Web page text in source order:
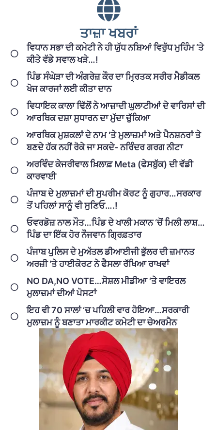
ਤਾਜ਼ਾ ਖਬਰਾਂ
ਵਿਧਾਨ ਸਭਾ ਦੀ ਕਮੇਟੀ ਨੇ ਹੀ ਯੁੱਧ ਨਸ਼ਿਆਂ ਵਿਰੁੱਧ ਮੁਹਿੰਮ ‘ਤੇ
ਕੀਤੇ ਵੱਡੇ ਸਵਾਲ ਖੜੇ…!
ਪਿੰਡ ਸੰਘੇੜਾ ਦੀ ਅੰਗਰੇਜ਼ ਕੌਰ ਦਾ ਮ੍ਰਿਤਕ ਸਰੀਰ ਮੈਡੀਕਲ
ਖੋਜ ਕਾਰਜਾਂ ਲਈ ਕੀਤਾ ਦਾਨ
ਵਿਧਾਇਕ ਕਾਲਾ ਢਿੱਲੋਂ ਨੇ ਆਜ਼ਾਦੀ ਘੁਲਾਟੀਆਂ ਦੇ ਵਾਰਿਸਾਂ ਦੀ
ਆਰਥਿਕ ਦਸ਼ਾ ਸੁਧਾਰਨ ਦਾ ਮੁੱਦਾ ਚੁੱਕਿਆ
ਆਰਥਿਕ ਮੁਸ਼ਕਲਾਂ ਦੇ ਨਾਮ ‘ਤੇ ਮੁਲਾਜ਼ਮਾਂ ਅਤੇ ਪੈਨਸ਼ਨਰਾਂ ਤੇ
ਬਣਦੇ ਹੱਕ ਨਹੀਂ ਰੋਕੇ ਜਾ ਸਕਦੇ- ਨਰਿੰਦਰ ਗਰਗ ਨੀਟਾ
ਅਰਵਿੰਦ ਕੇਜਰੀਵਾਲ ਖ਼ਿਲਾਫ਼ Meta (ਫੇਸਬੁੱਕ) ਦੀ ਵੱਡੀ
ਕਾਰਵਾਈ
ਪੰਜਾਬ ਦੇ ਮੁਲਾਜ਼ਮਾਂ ਦੀ ਸੁਪਰੀਮ ਕੋਰਟ ਨੂੰ ਗੁਹਾਰ…ਸਰਕਾਰ
ਤੋਂ ਪਹਿਲਾਂ ਸਾਨੂੰ ਵੀ ਸੁਣਿਓ….!
ਓਵਰਡੋਜ਼ ਨਾਲ ਮੌਤ…ਪਿੰਡ ਦੇ ਖਾਲੀ ਮਕਾਨ ‘ਚੋਂ ਮਿਲੀ ਲਾਸ਼…
ਪਿੰਡ ਦਾ ਇੱਕ ਹੋਰ ਨੌਜਵਾਨ ਗ੍ਰਿਫ਼ਤਾਰ
ਪੰਜਾਬ ਪੁਲਿਸ ਦੇ ਮੁਅੱਤਲ ਡੀਆਈਜੀ ਭੁੱਲਰ ਦੀ ਜ਼ਮਾਨਤ
ਅਰਜ਼ੀ ‘ਤੇ ਹਾਈਕੋਰਟ ਨੇ ਫੈਸਲਾ ਰੱਖਿਆ ਰਾਖਵਾਂ
NO DA,NO VOTE…ਸੋਸ਼ਲ ਮੀਡੀਆ ‘ਤੇ ਵਾਇਰਲ
ਮੁਲਾਜ਼ਮਾਂ ਦੀਆਂ ਪੋਸਟਾਂ
ਇਹ ਵੀ 70 ਸਾਲਾਂ ‘ਚ ਪਹਿਲੀ ਵਾਰ ਹੋਇਆ…ਸਰਕਾਰੀ
ਮੁਲਾਜ਼ਮ ਨੂੰ ਬਣਾਤਾ ਮਾਰਕੀਟ ਕਮੇਟੀ ਦਾ ਚੇਅਰਮੈਨ